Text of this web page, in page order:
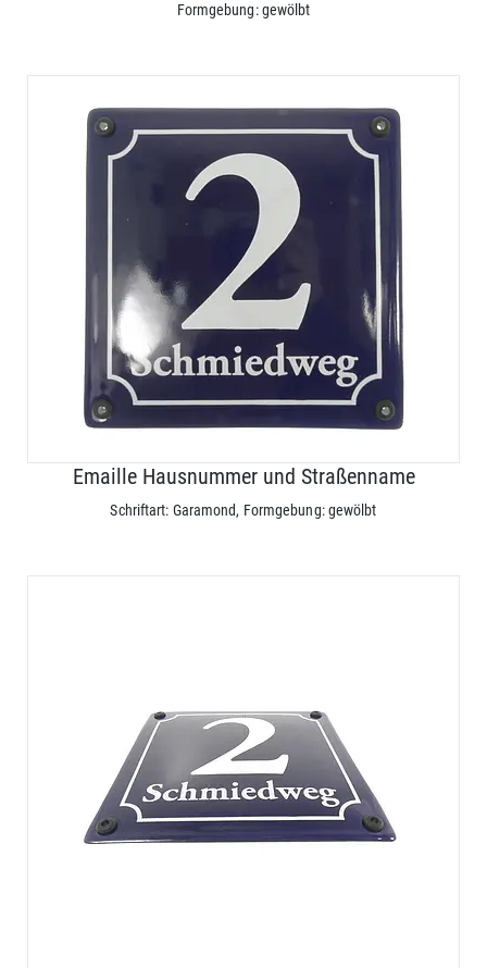
Formgebung: gewölbt
Emaille Hausnummer und Straßenname
Schriftart: Garamond, Formgebung: gewölbt